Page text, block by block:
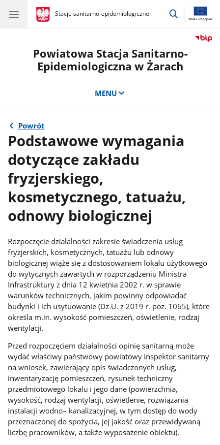
gov.pl
Stacje sanitarno-epidemiologiczne
gov.pl
Stacje
przejdź
Powiatowa Stacja Sanitarno-
Epidemiologiczna w Żarach
MENU
Powrót
Podstawowe wymagania
dotyczące zakładu
fryzjerskiego,
kosmetycznego, tatuażu,
odnowy biologicznej
Rozpoczęcie działalności zakresie świadczenia usług
fryzjerskich, kosmetycznych, tatuażu lub odnowy
biologicznej wiąże się z dostosowaniem lokalu użytkowego
do wytycznych zawartych w rozporządzeniu Ministra
Infrastruktury z dnia 12 kwietnia 2002 r. w sprawie
warunków technicznych, jakim powinny odpowiadać
budynki i ich usytuowanie (Dz.U. z 2019 r. poz. 1065), które
określa m.in. wysokość pomieszczeń, oświetlenie, rodzaj
wentylacji.
Przed rozpoczęciem działalności opinię sanitarną może
wydać właściwy państwowy powiatowy inspektor sanitarny
na wniosek, zawierający opis świadczonych usług,
inwentaryzację pomieszczeń, rysunek techniczny
przedmiotowego lokalu i jego dane (powierzchnia,
wysokość, rodzaj wentylacji, oświetlenie, rozwiązania
instalacji wodno– kanalizacyjnej, w tym dostęp do wody
przeznaczonej do spożycia, jej jakość oraz przewidywaną
liczbę pracowników, a także wyposażenie obiektu).